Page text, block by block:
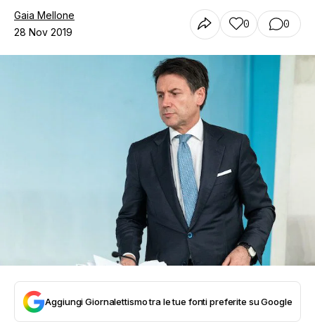
Gaia Mellone
28 Nov 2019
0 0
Aggiungi Giornalettismo tra le tue fonti preferite su Google